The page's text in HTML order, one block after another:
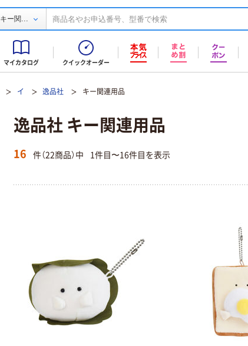
キー関...
マイカタログ クイックオーダー
イ 逸品社 キー関連用品
逸品社 キー関連用品
16 件（22商品）中 1件目〜16件目を表示